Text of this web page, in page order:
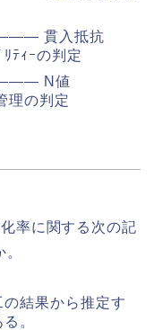
――― 貫入抵抗
ｨｰの判定
N値
の判定
率に関する次の記
結果から推定す
。